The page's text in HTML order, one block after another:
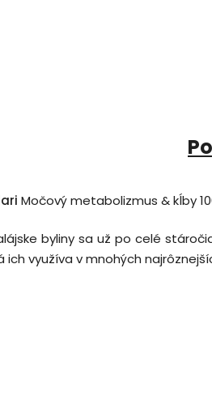
Močový metabolizmus & kĺby
byliny sa už po celé
ich využíva v mnohých